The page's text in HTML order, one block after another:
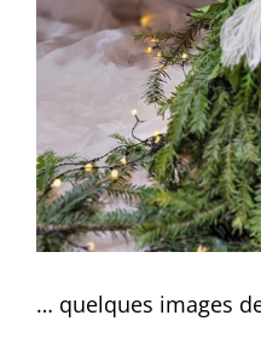
… quelques images